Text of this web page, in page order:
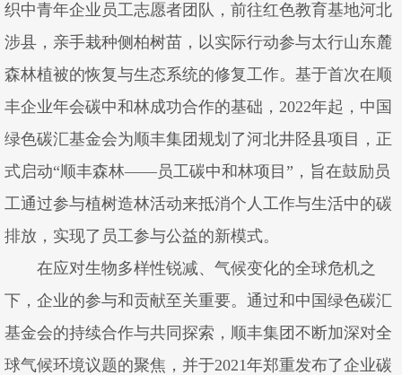
织中青年企业员工志愿者团队，前往红色教育基地河北
涉县，亲手栽种侧柏树苗，以实际行动参与太行山东麓
森林植被的恢复与生态系统的修复工作。基于首次在顺
丰企业年会碳中和林成功合作的基础，2022年起，中国
绿色碳汇基金会为顺丰集团规划了河北井陉县项目，正
式启动“顺丰森林——员工碳中和林项目”，旨在鼓励员
工通过参与植树造林活动来抵消个人工作与生活中的碳
排放，实现了员工参与公益的新模式。
在应对生物多样性锐减、气候变化的全球危机之
下，企业的参与和贡献至关重要。通过和中国绿色碳汇
基金会的持续合作与共同探索，顺丰集团不断加深对全
球气候环境议题的聚焦，并于2021年郑重发布了企业碳